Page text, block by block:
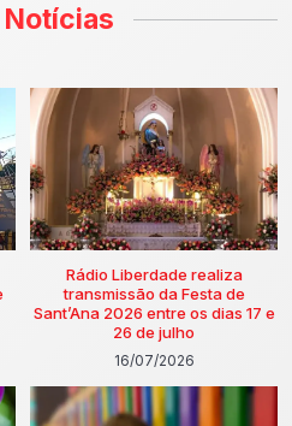
Rádio Liberdade realiza
transmissão da Festa de
Sant’Ana 2026 entre os dias 17 e
26 de julho
16/07/2026